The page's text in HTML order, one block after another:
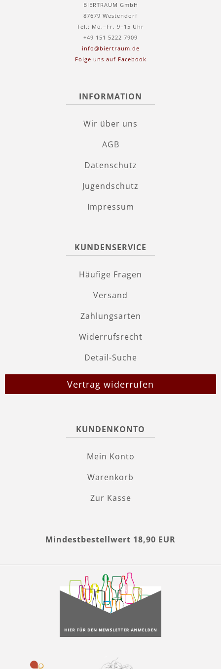
BIERTRAUM GmbH
87679 Westendorf
Tel.: Mo.–Fr. 9–15 Uhr
+49 151 5222 7909
info@biertraum.de
Folge uns auf Facebook
INFORMATION
Wir über uns
AGB
Datenschutz
Jugendschutz
Impressum
KUNDENSERVICE
Häufige Fragen
Versand
Zahlungsarten
Widerrufsrecht
Detail-Suche
Vertrag widerrufen
KUNDENKONTO
Mein Konto
Warenkorb
Zur Kasse
Mindestbestellwert 18,90 EUR